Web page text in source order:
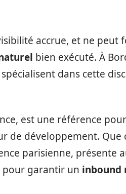
accrue, et ne peut
bien exécuté. À
spécialisent dans cette
est une référence
de développement. Que
parisienne, présente
pour garantir un inbound